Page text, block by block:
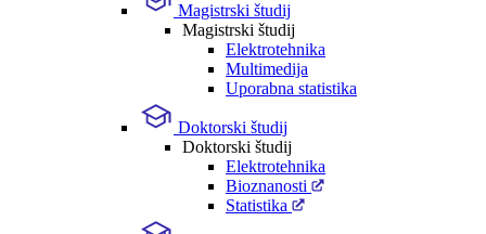
Magistrski študij
Magistrski študij
Elektrotehnika
Multimedija
Uporabna statistika
Doktorski študij
Doktorski študij
Elektrotehnika
Bioznanosti
Statistika